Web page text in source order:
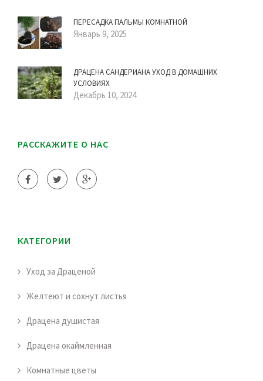
ПЕРЕСАДКА ПАЛЬМЫ КОМНАТНОЙ
Январь 9, 2025
ДРАЦЕНА САНДЕРИАНА УХОД В ДОМАШНИХ
УСЛОВИЯХ
Декабрь 10, 2024
РАССКАЖИТЕ О НАС
КАТЕГОРИИ
Уход за Драценой
Желтеют и сохнут листья
Драцена душистая
Драцена окаймленная
Комнатные цветы